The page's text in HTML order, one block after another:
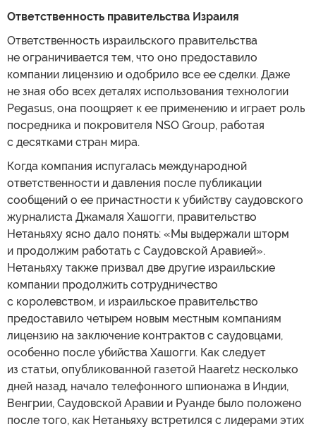
Ответственность правительства Израиля
Ответственность израильского правительства
не ограничивается тем, что оно предоставило
компании лицензию и одобрило все ее сделки. Даже
не зная обо всех деталях использования технологии
Pegasus, она поощряет к ее применению и играет роль
посредника и покровителя NSO Group, работая
с десятками стран мира.
Когда компания испугалась международной
ответственности и давления после публикации
сообщений о ее причастности к убийству саудовского
журналиста Джамаля Хашогги, правительство
Нетаньяху ясно дало понять: «Мы выдержали шторм
и продолжим работать с Саудовской Аравией».
Нетаньяху также призвал две другие израильские
компании продолжить сотрудничество
с королевством, и израильское правительство
предоставило четырем новым местным компаниям
лицензию на заключение контрактов с саудовцами,
особенно после убийства Хашогги. Как следует
из статьи, опубликованной газетой Haaretz несколько
дней назад, начало телефонного шпионажа в Индии,
Венгрии, Саудовской Аравии и Руанде было положено
после того, как Нетаньяху встретился с лидерами этих